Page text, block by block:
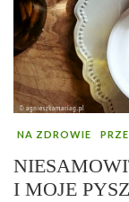
NA ZDROWIE
I MOJE